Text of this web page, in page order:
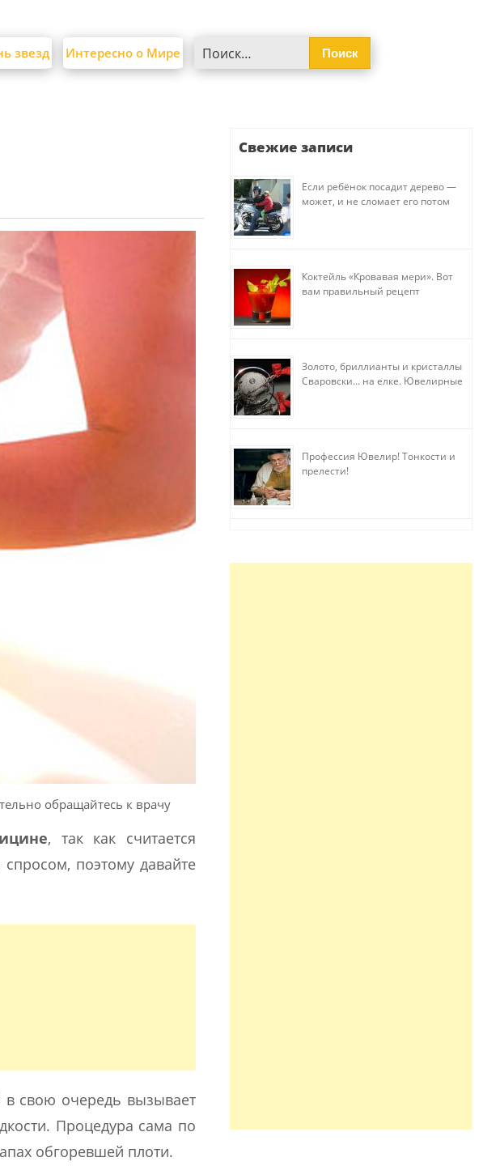
звезд Интересно о Мире
обращайтесь к врачу
, так как считается
поэтому давайте
в свою очередь вызывает
Процедура сама по
обгоревшей плоти.
Свежие записи
Если ребёнок посадит дерево —
может, и не сломает его потом
Коктейль «Кровавая мери». Вот
вам правильный рецепт
Золото, бриллианты и кристаллы
Сваровски… на елке. Ювелирные
Профессия Ювелир! Тонкости и
прелести!